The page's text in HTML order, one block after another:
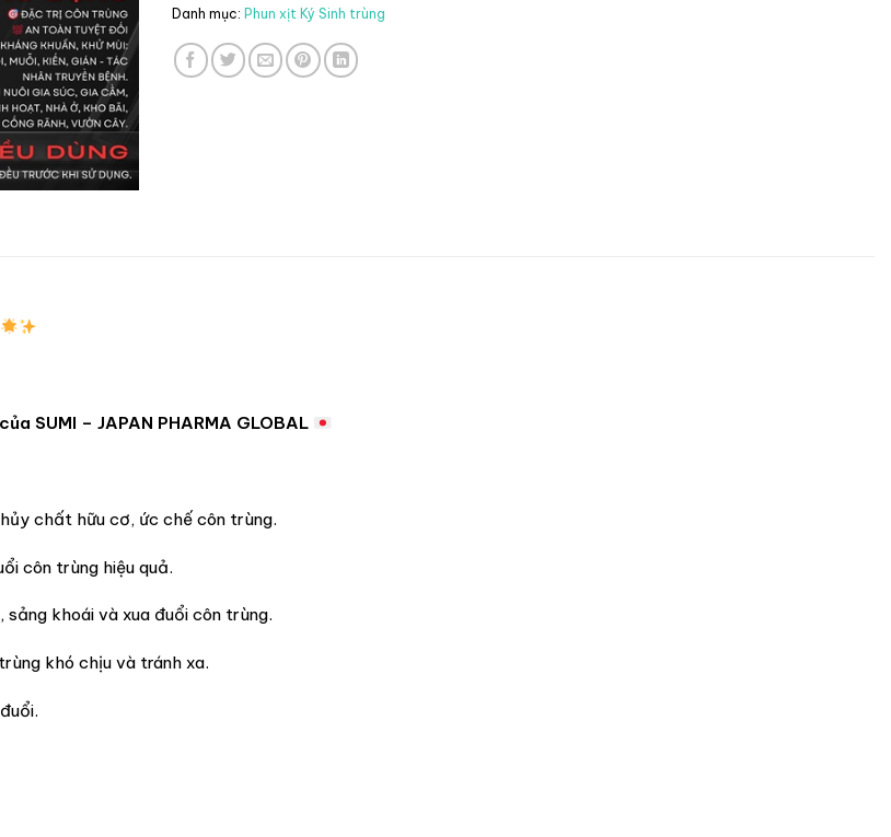
Danh mục: Phun xịt Ký Sinh trùng
SUMI – JAPAN PHARMA GLOBAL
chất hữu cơ, ức chế côn trùng.
côn trùng hiệu quả.
khoái và xua đuổi côn trùng.
khó chịu và tránh xa.